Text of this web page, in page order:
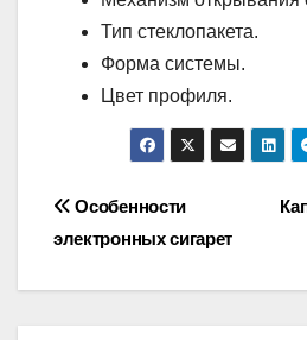
Тип стеклопакета.
Форма системы.
Цвет профиля.
Навигация
Особенности
электронных сигарет